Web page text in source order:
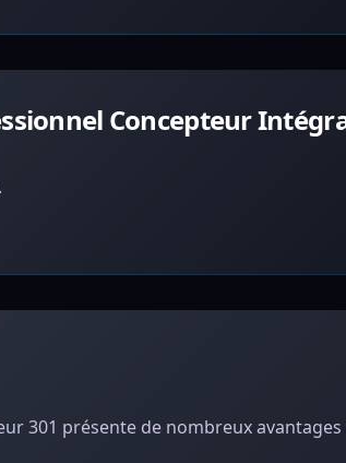
Concepteur
301 présente de nombreux avantages